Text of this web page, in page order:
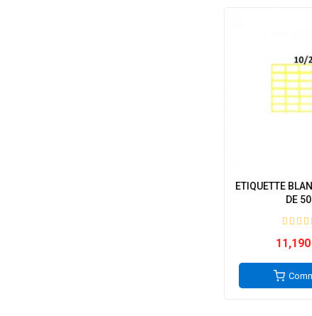
ETIQUETTE
DE